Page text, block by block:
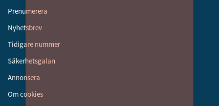
Prenumerera
Nyhetsbrev
Tidigare nummer
Säkerhetsgalan
Annonsera
Om cookies